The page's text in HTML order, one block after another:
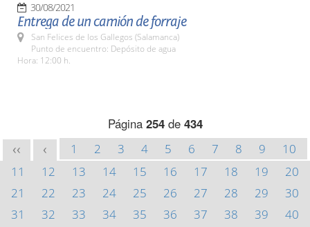
30/08/2021
Entrega de un camión de forraje
San Felices de los Gallegos (Salamanca)
Punto de encuentro: Depósito de agua
Hora: 12:00 h.
Página 254de 434
<< < 1 2 3 4 5 6 7 8 9
10
11
12 13 14 15 16 17 18 19
20
21
22 23 24 25 26 27 28 29
30
31
32 33 34 35 36 37 38 39
40